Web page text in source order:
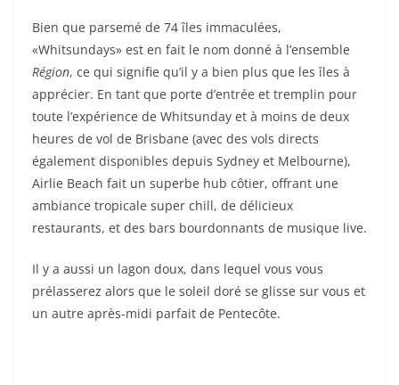
Bien que parsemé de 74 îles immaculées,
«Whitsundays» est en fait le nom donné à l’ensemble
Région, ce qui signifie qu’il y a bien plus que les îles à
apprécier. En tant que porte d’entrée et tremplin pour
toute l’expérience de Whitsunday et à moins de deux
heures de vol de Brisbane (avec des vols directs
également disponibles depuis Sydney et Melbourne),
Airlie Beach fait un superbe hub côtier, offrant une
ambiance tropicale super chill, de délicieux
restaurants, et des bars bourdonnants de musique live.
Il y a aussi un lagon doux, dans lequel vous vous
prélasserez alors que le soleil doré se glisse sur vous et
un autre après-midi parfait de Pentecôte.